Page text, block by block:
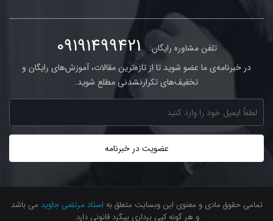
تلفن مشاوره رایگان: 09191499421
در خبرنامه‌ی ما عضو شوید تا از تازه‌ترین مقالات، آموزش‌های رایگان و
تخفیف‌های تکرارنشدنی مطلع شوید.
تمامی حقوق مادی و معنوی این وبسایت متعلق به استاد مرتضی جاوید می باشد
و هر گونه کپی برداری پیگرد قانونی دارد.